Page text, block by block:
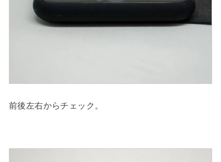
前後左右からチェック。